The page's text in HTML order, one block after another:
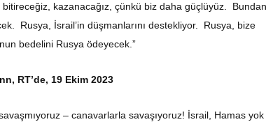
bitireceğiz, kazanacağız, çünkü biz daha güçlüyüz. Bundan
Rusya, İsrail’in düşmanlarını destekliyor. Rusya, bize
bedelini Rusya ödeyecek.”
RT’de, 19 Ekim 2023
– canavarlarla savaşıyoruz! İsrail, Hamas yok